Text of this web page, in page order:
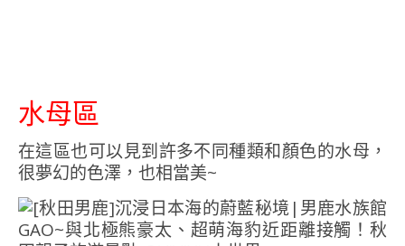
水母區
在這區也可以見到許多不同種類和顏色的水母，
很夢幻的色澤，也相當美~